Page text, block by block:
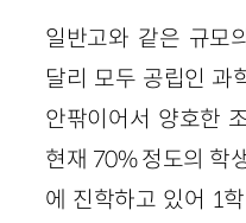
일반고와 같은 규모
달리 모두 공립인 과
안팎이어서 양호한
현재 70% 정도의 학
에 진학하고 있어 1